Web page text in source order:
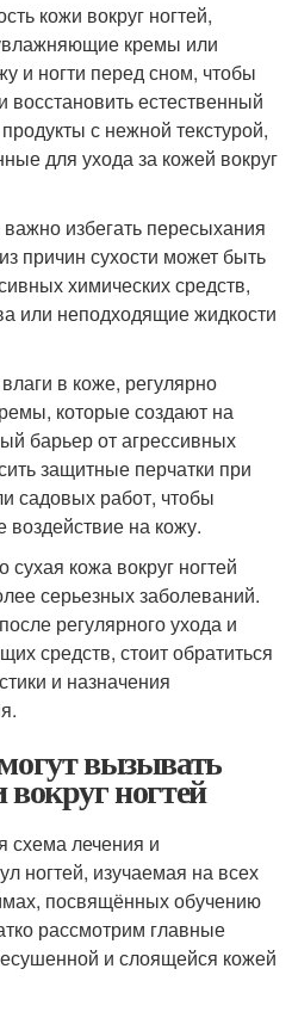
кожи вокруг ногтей,
кремы или
и ногти перед сном, чтобы
восстановить естественный
с нежной текстурой,
для ухода за кожей вокруг
избегать пересыхания
причин сухости может быть
химических средств,
или неподходящие жидкости
в коже, регулярно
которые создают на
барьер от агрессивных
защитные перчатки при
садовых работ, чтобы
воздействие на кожу.
сухая кожа вокруг ногтей
серьезных заболеваний.
регулярного ухода и
средств, стоит обратиться
и назначения
вызывать
ногтей
схема лечения и
ногтей, изучаемая на всех
посвящённых обучению
рассмотрим главные
и слоящейся кожей